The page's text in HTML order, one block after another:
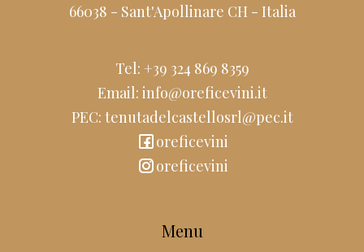
66038 - Sant'Apollinare CH - Italia
Tel: +39 324 869 8359
Email: info@oreficevini.it
PEC: tenutadelcastellosrl@pec.it
oreficevini
oreficevini
Menu